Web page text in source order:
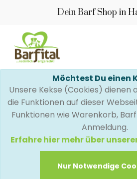
Dein Barf Shop in
Möchtest Du einen
Unsere Kekse (Cookies) dienen
die Funktionen auf dieser
Funktionen wie Warenkorb,
Anmeldung.
Erfahre hier mehr über
Nur Notwendige